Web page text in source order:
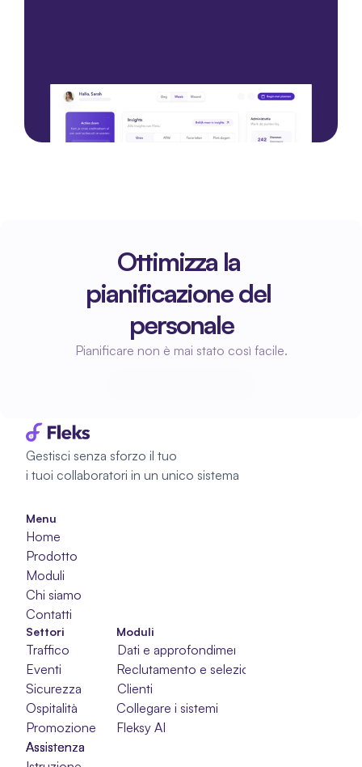
Ottimizza la
pianificazione del
personale
Pianificare non è mai stato così facile.
Gestisci senza sforzo il tuo
i tuoi collaboratori in un unico sistema
Menu
Home
Prodotto
Moduli
Chi siamo
Contatti
Moduli
Dati e approfondimenti
Reclutamento e selezione
Clienti
Collegare i sistemi
Fleksy AI
Settori
Traffico
Eventi
Sicurezza
Ospitalità
Promozione
Assistenza
Assistenza
Assistenza